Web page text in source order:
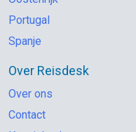
Portugal
Spanje
Over Reisdesk
Over ons
Contact